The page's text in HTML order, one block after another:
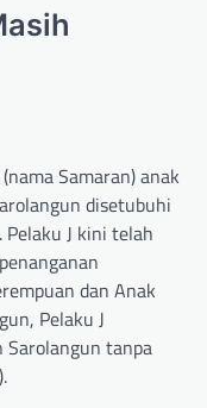
Samaran) anak
disetubuhi
J kini telah
dan Anak
Pelaku J
Sarolangun tanpa